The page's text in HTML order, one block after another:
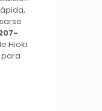
Hioki